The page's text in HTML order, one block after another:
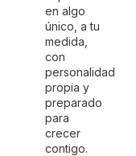
en algo
único, a tu
medida,
con
personalidad
propia y
preparado
para
crecer
contigo.